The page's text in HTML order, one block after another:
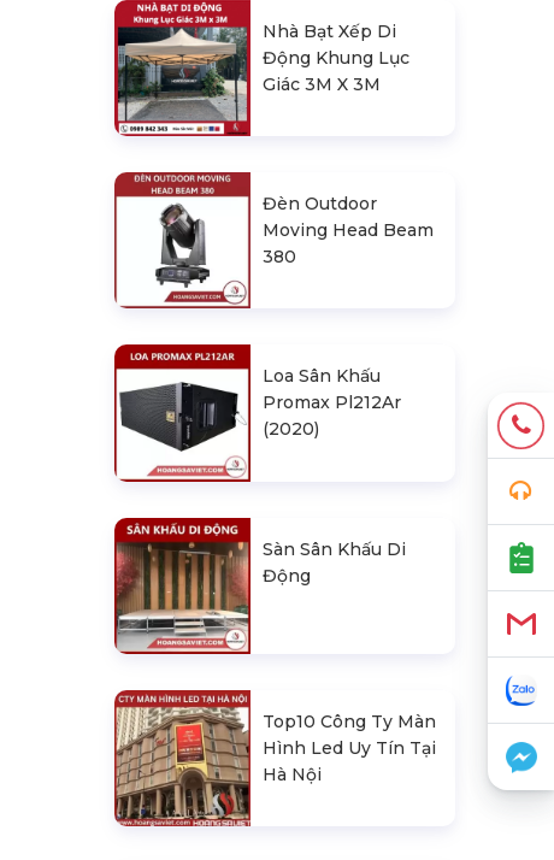
Nhà Bạt Xếp Di
Động Khung Lục
Giác 3M X 3M
Đèn Outdoor
Moving Head Beam
380
Loa Sân Khấu
Promax Pl212Ar
(2020)
Sàn Sân Khấu Di
Động
Top10 Công Ty Màn
Hình Led Uy Tín Tại
Hà Nội